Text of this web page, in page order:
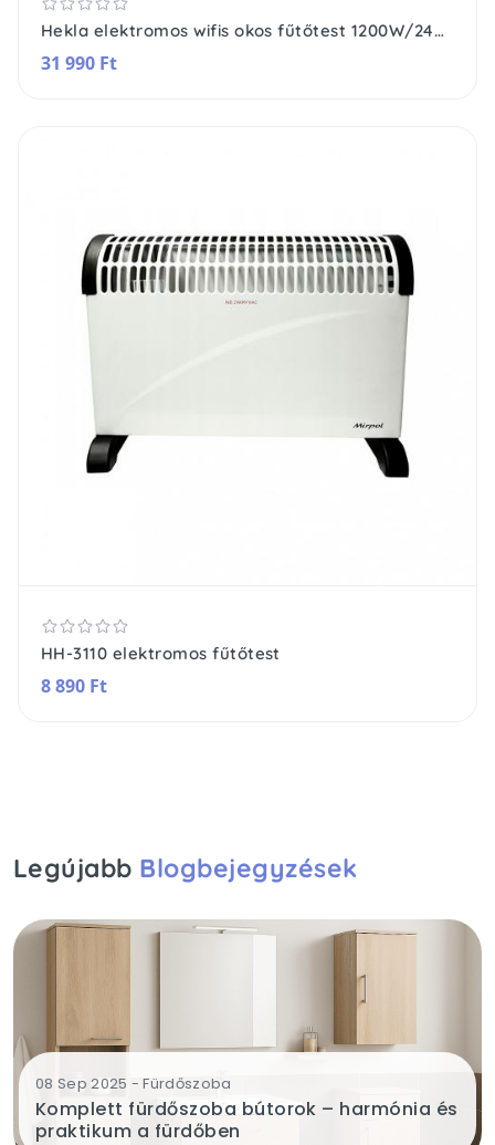
Hekla elektromos wifis okos fűtőtest 1200W/2400W
31 990 Ft
HH-3110 elektromos fűtőtest
8 890 Ft
Legújabb Blogbejegyzések
08 Sep 2025 - Fürdőszoba
Komplett fürdőszoba bútorok – harmónia és
praktikum a fürdőben